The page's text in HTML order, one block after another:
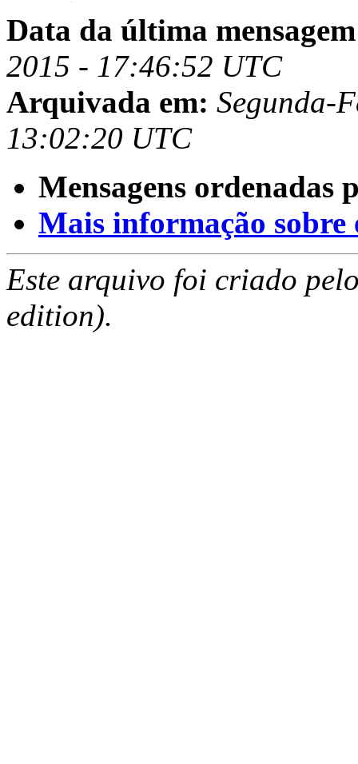
Data da última
2015 - 17:46:52 UTC
Arquivada em: Segunda-
13:02:20 UTC
Mensagens ordenadas
Mais informação sobre
Este arquivo foi criado
edition).